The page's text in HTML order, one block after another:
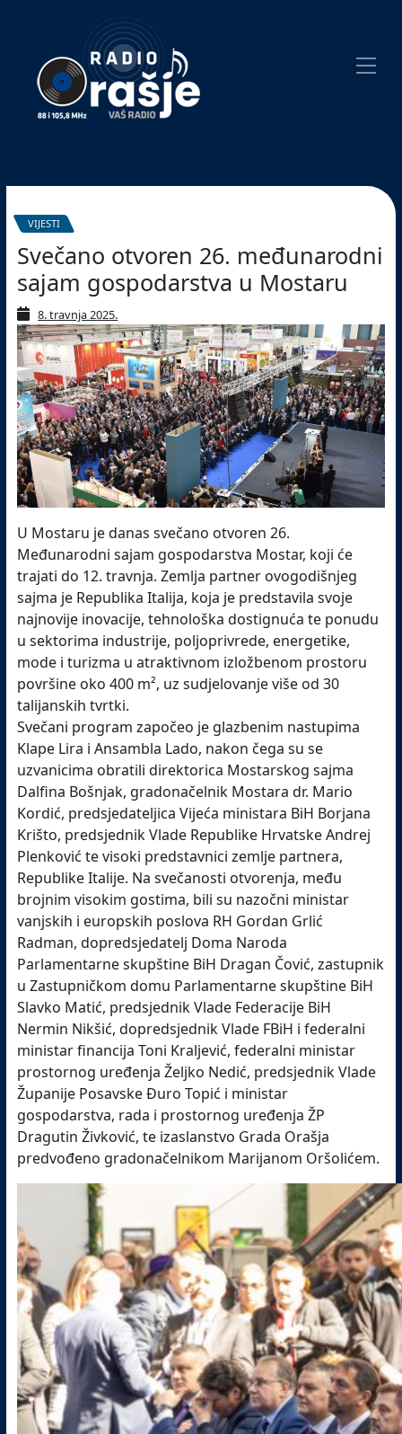
website!
VIJESTI
Svečano otvoren 26. međunarodni
sajam gospodarstva u Mostaru
8. travnja 2025.
U Mostaru je danas svečano otvoren 26.
Međunarodni sajam gospodarstva Mostar, koji će
trajati do 12. travnja. Zemlja partner ovogodišnjeg
sajma je Republika Italija, koja je predstavila svoje
najnovije inovacije, tehnološka dostignuća te ponudu
u sektorima industrije, poljoprivrede, energetike,
mode i turizma u atraktivnom izložbenom prostoru
površine oko 400 m², uz sudjelovanje više od 30
talijanskih tvrtki.
Svečani program započeo je glazbenim nastupima
Klape Lira i Ansambla Lado, nakon čega su se
uzvanicima obratili direktorica Mostarskog sajma
Dalfina Bošnjak, gradonačelnik Mostara dr. Mario
Kordić, predsjedateljica Vijeća ministara BiH Borjana
Krišto, predsjednik Vlade Republike Hrvatske Andrej
Plenković te visoki predstavnici zemlje partnera,
Republike Italije. Na svečanosti otvorenja, među
brojnim visokim gostima, bili su nazočni ministar
vanjskih i europskih poslova RH Gordan Grlić
Radman, dopredsjedatelj Doma Naroda
Parlamentarne skupštine BiH Dragan Čović, zastupnik
u Zastupničkom domu Parlamentarne skupštine BiH
Slavko Matić, predsjednik Vlade Federacije BiH
Nermin Nikšić, dopredsjednik Vlade FBiH i federalni
ministar financija Toni Kraljević, federalni ministar
prostornog uređenja Željko Nedić, predsjednik Vlade
Županije Posavske Đuro Topić i ministar
gospodarstva, rada i prostornog uređenja ŽP
Dragutin Živković, te izaslanstvo Grada Orašja
predvođeno gradonačelnikom Marijanom Oršolićem.